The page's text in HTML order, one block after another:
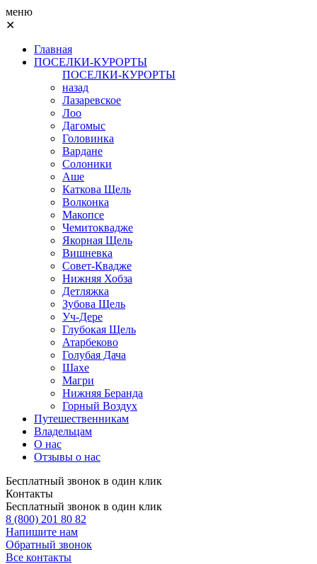
меню
✕
Главная
ПОСЕЛКИ-КУРОРТЫ
ПОСЕЛКИ-КУРОРТЫ
назад
Лазаревское
Лоо
Дагомыс
Головинка
Вардане
Солоники
Аше
Каткова Щель
Волконка
Макопсе
Чемитоквадже
Якорная Щель
Вишневка
Совет-Квадже
Нижняя Хобза
Детляжка
Зубова Щель
Уч-Дере
Глубокая Щель
Атарбеково
Голубая Дача
Шахе
Магри
Нижняя Беранда
Горный Воздух
Путешественникам
Владельцам
О нас
Отзывы о нас
Бесплатный звонок в один клик
Контакты
Бесплатный звонок в один клик
8 (800) 201 80 82
Напишите нам
Обратный звонок
Все контакты